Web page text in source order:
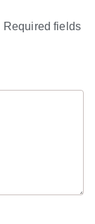
Required fields